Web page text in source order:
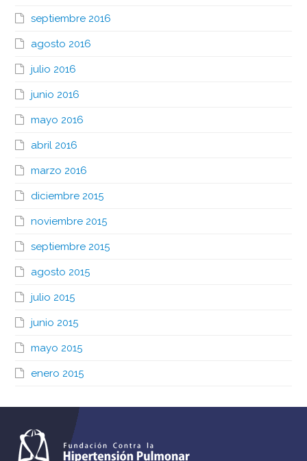
septiembre 2016
agosto 2016
julio 2016
junio 2016
mayo 2016
abril 2016
marzo 2016
diciembre 2015
noviembre 2015
septiembre 2015
agosto 2015
julio 2015
junio 2015
mayo 2015
enero 2015